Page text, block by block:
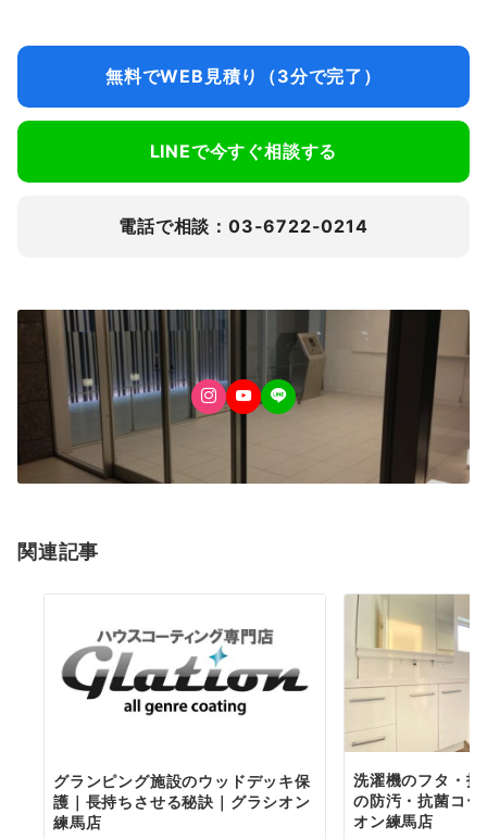
無料でWEB見積り（3分で完了）
LINEで今すぐ相談する
電話で相談：03-6722-0214
関連記事
グランピング施設のウッドデッキ保
護｜長持ちさせる秘訣｜グラシオン
練馬店
洗濯機のフタ・
の防汚・抗菌コ
オン練馬店